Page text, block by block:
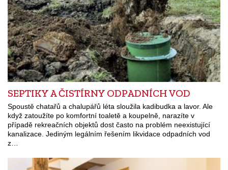
SEPTIKY A ČISTÍRNY ODPADNÍCH VOD
Spoustě chatařů a chalupářů léta sloužila kadibudka a lavor. Ale
když zatoužíte po komfortní toaletě a koupelně, narazíte v
případě rekreačních objektů dost často na problém neexistující
kanalizace. Jediným legálním řešením likvidace odpadních vod
z…